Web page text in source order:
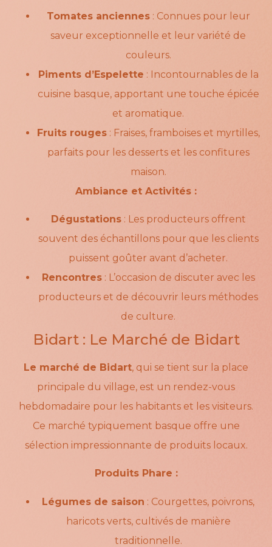
Tomates anciennes: Connues pour leur
saveur exceptionnelle et leur variété de
couleurs.
Piments d’Espelette : Incontournables de la
cuisine basque, apportant une touche épicée
et aromatique.
Fruits rouges: Fraises, framboises et myrtilles,
parfaits pour les desserts et les confitures
maison.
Ambiance et Activités :
Dégustations: Les producteurs offrent
souvent des échantillons pour que les clients
puissent goûter avant d’acheter.
Rencontres: L’occasion de discuter avec les
producteurs et de découvrir leurs méthodes
de culture.
Bidart : Le Marché de Bidart
Le marché de Bidart, qui se tient sur la place
principale du village, est un rendez-vous
hebdomadaire pour les habitants et les visiteurs.
Ce marché typiquement basque offre une
sélection impressionnante de produits locaux.
Produits Phare :
Légumes de saison : Courgettes, poivrons,
haricots verts, cultivés de manière
traditionnelle.